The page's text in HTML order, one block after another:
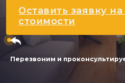
Оставить заявку на
стоимости
Перезвоним и